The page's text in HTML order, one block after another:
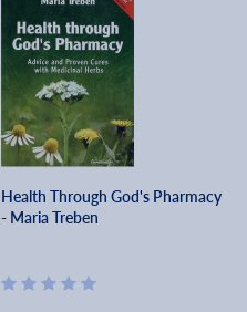
Health Through God's Pharmacy
- Maria Treben